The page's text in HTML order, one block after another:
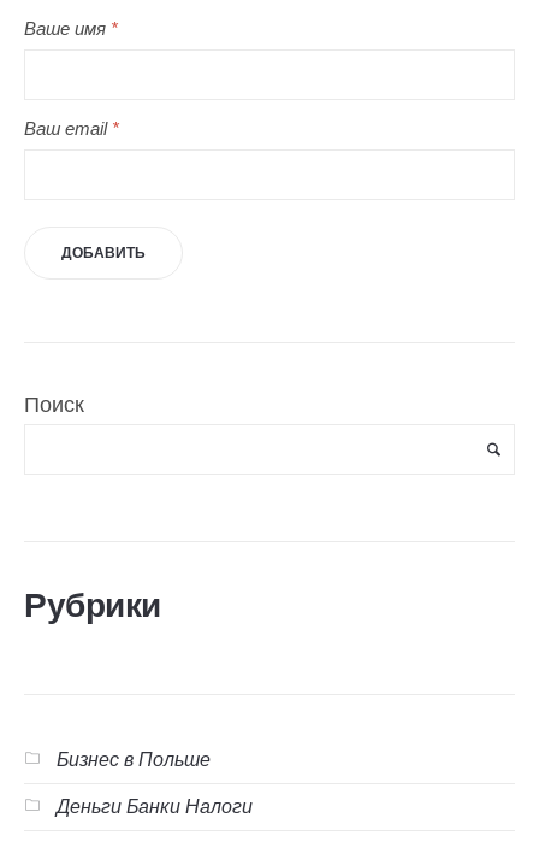
Ваше имя *
Ваш email *
Поиск
Рубрики
Бизнес в Польше
Деньги Банки Налоги